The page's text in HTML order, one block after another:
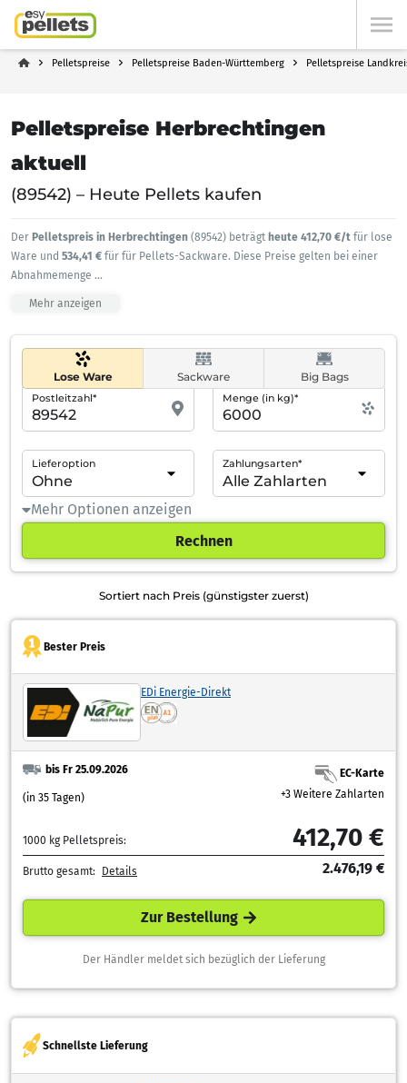
Pelletspreise Pelletspreise Baden-Württemberg Pelletspreise
Pelletspreise Herbrechtingen
aktuell
(89542) – Heute Pellets kaufen
Der Pelletspreis in Herbrechtingen (89542) beträgt heute 412,70 €/t für lose
Ware und 534,41 € für für Pellets-Sackware. Diese Preise gelten bei einer
Abnahmemenge ...
Mehr anzeigen
Lose Ware Sackware Big Bags
Postleitzahl* Menge (in kg)*
Lieferoption Zahlungsarten*
Mehr Optionen anzeigen
Rechnen
Sortiert nach Preis (günstigster zuerst)
Bester Preis
EDi Energie-Direkt
bis Fr 25.09.2026
(in 35 Tagen)
EC-Karte
+3 Weitere Zahlarten
1000 kg Pelletspreis: 412,70 €
Brutto gesamt: Details 2.476,19 €
Zur Bestellung
Der Händler meldet sich bezüglich der Lieferung
Schnellste Lieferung